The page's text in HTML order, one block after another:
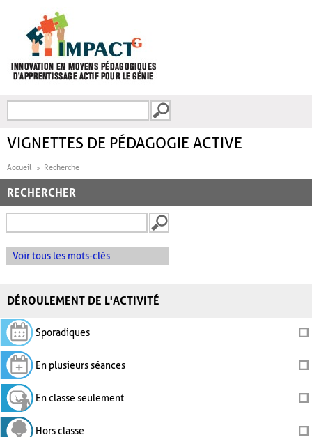
FORMULAIRE DE
VIGNETTES DE PÉDAGOGIE ACTIVE
Accueil Recherche
RECHERCHER
Voir tous les mots-clés
DÉROULEMENT DE L'ACTIVITÉ
Sporadiques
En plusieurs séances
En classe seulement
Hors classe